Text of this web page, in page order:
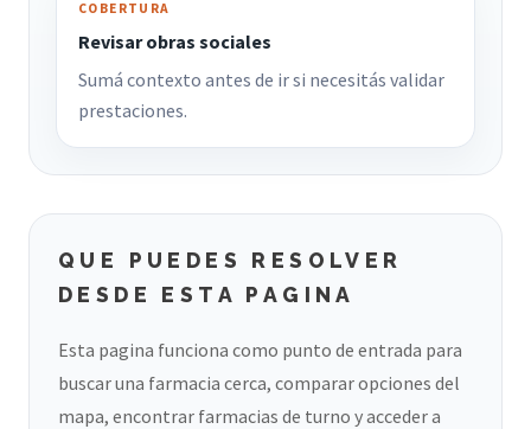
COBERTURA
Revisar obras sociales
Sumá contexto antes de ir si necesitás validar
prestaciones.
QUE PUEDES RESOLVER
DESDE ESTA PAGINA
Esta pagina funciona como punto de entrada para
buscar una farmacia cerca, comparar opciones del
mapa, encontrar farmacias de turno y acceder a